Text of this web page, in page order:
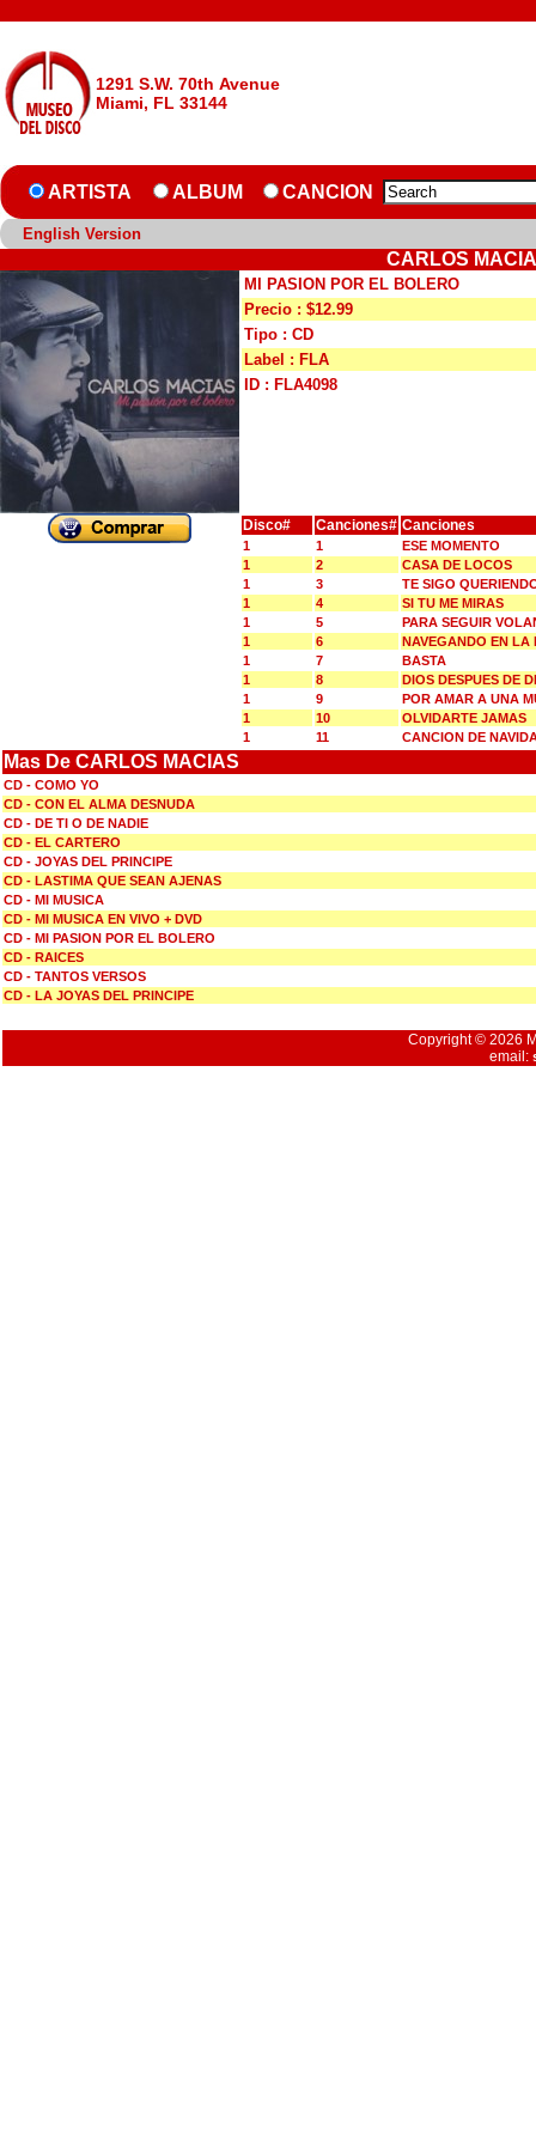
1291 S.W. 70th Avenue
Miami, FL 33144
ARTISTA ALBUM CANCION
English Version
CARLOS
MI PASION POR EL BOLERO
Precio : $12.99
Tipo : CD
Label : FLA
ID : FLA4098
Disco# Canciones# Canciones
1 1
ESE MOMENTO
1
2
CASA DE LOCOS
1
3
TE SIGO
1
4
SI TU ME MIRAS
1
5
PARA SEGUIR
1
6
NAVEGANDO EN LA
1
7
BASTA
1
8
DIOS DESPUES DE
1
9
POR AMAR A UNA
1
10
OLVIDARTE JAMAS
1
11 CANCION DE
Mas De CARLOS MACIAS
CD - COMO YO
CD - CON EL ALMA DESNUDA
CD - DE TI O DE NADIE
CD - EL CARTERO
CD - JOYAS DEL PRINCIPE
CD - LASTIMA QUE SEAN AJENAS
CD - MI MUSICA
CD - MI MUSICA EN VIVO + DVD
CD - MI PASION POR EL BOLERO
CD - RAICES
CD - TANTOS VERSOS
CD - LA JOYAS DEL PRINCIPE
Copyright © 2026
email: